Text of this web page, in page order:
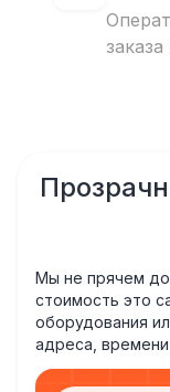
Мы не прячем
стоимость это
оборудования
адреса,